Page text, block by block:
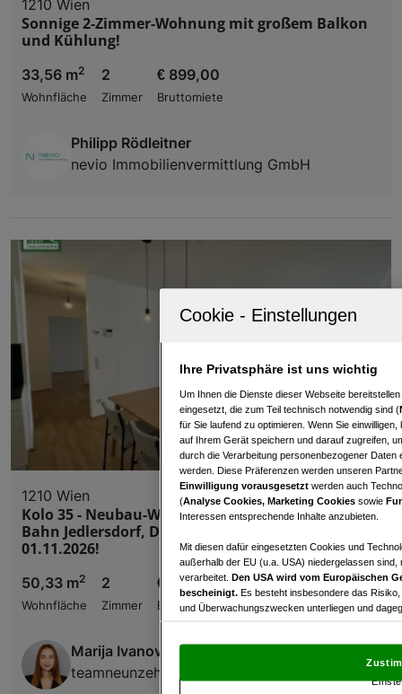
1210 Wien
Sonnige 2-Zimmer-Wohnung mit großem Balkon
und Kühlung!
33,56 m2
Wohnfläche
2
Zimmer
€ 899,00
Bruttomiete
Philipp Rödleitner
nevio Immobilienvermittlung GmbH
1210 Wien
Kolo 35 - Neubau-Wohnung mit Garten nahe S-
Bahn Jedlersdorf, Denglerpark und SCN - Ab
01.11.2026!
50,33 m2
Wohnfläche
2
Zimmer
€ 989,00
Bruttomiete
Marija Ivanov
teamneunzehn-Gruppe
Ihre Privatsphäre ist uns wichtig
Um Ihnen die Dienste dieser Webseite
eingesetzt, die zum Teil technisch notwendig sind (
für Sie laufend zu optimieren. Wenn Sie
auf Ihrem Gerät speichern und darauf zugreifen,
durch die Verarbeitung personenbezogener
werden. Diese Präferenzen werden unseren
Einwilligung vorausgesetzt werden auch
(Analyse Cookies, Marketing Cookies sowie
Interessen entsprechende Inhalte anzubieten.
Mit diesen dafür eingesetzten Cookies und
außerhalb der EU (u.a. USA) niedergelassen
verarbeitet. Den USA wird vom Europäischen
bescheinigt. Es besteht insbesondere das
und Überwachungszwecken unterliegen und
und Widerspruch gegen die Verarbeitung auf der
„Cookie Einstellungen“, die sich auf jeder Seite